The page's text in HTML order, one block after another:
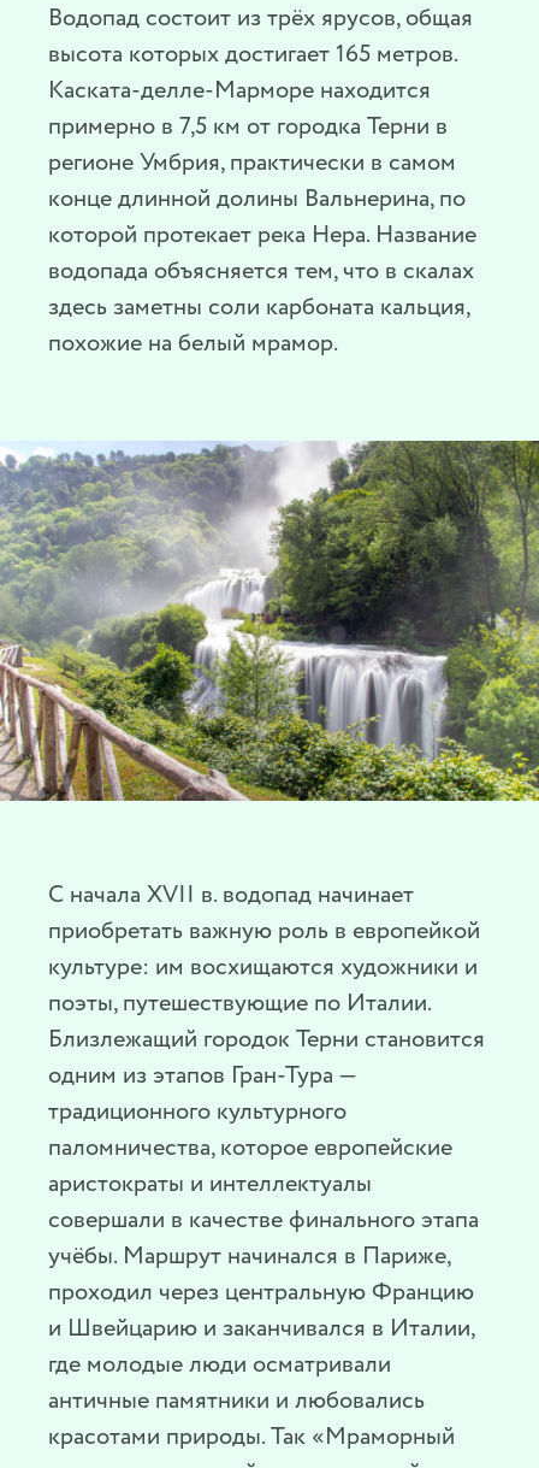
Водопад состоит из трёх ярусов, общая
высота которых достигает 165 метров.
Каската-делле-Марморе находится
примерно в 7,5 км от городка Терни в
регионе Умбрия, практически в самом
конце длинной долины Вальнерина, по
которой протекает река Нера. Название
водопада объясняется тем, что в скалах
здесь заметны соли карбоната кальция,
похожие на белый мрамор.
С начала XVII в. водопад начинает
приобретать важную роль в европейкой
культуре: им восхищаются художники и
поэты, путешествующие по Италии.
Близлежащий городок Терни становится
одним из этапов Гран-Тура —
традиционного культурного
паломничества, которое европейские
аристократы и интеллектуалы
совершали в качестве финального этапа
учёбы. Маршрут начинался в Париже,
проходил через центральную Францию
и Швейцарию и заканчивался в Италии,
где молодые люди осматривали
античные памятники и любовались
красотами природы. Так «Мраморный